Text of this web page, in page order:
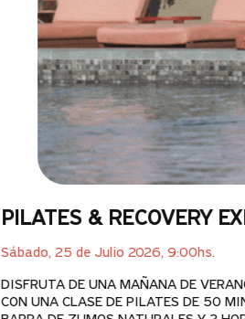
PILATES & RECOVERY
Sábado, 25 de Julio 2026, 9:00hs.
DISFRUTA DE UNA MAÑANA DE
CON UNA CLASE DE PILATES DE 50